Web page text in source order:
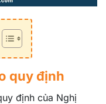
quy định
định của Nghị